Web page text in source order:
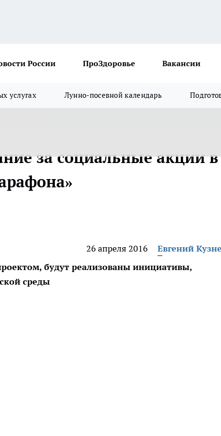
России ПроЗдоровье Вакансии
услугах Лунно-посевной календарь
за социальные акции в
26 апреля 2016
Евгений
будут реализованы инициативы,
среды